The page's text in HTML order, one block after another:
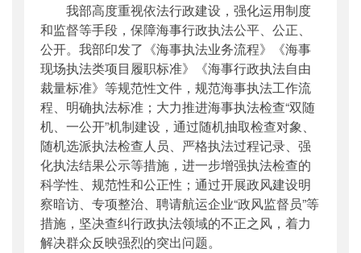
我部高度重视依法行政建设，强化运用制度
和监督等手段，保障海事行政执法公平、公正、
公开。我部印发了《海事执法业务流程》《海事
现场执法类项目履职标准》《海事行政执法自由
裁量标准》等规范性文件，规范海事执法工作流
程、明确执法标准；大力推进海事执法检查“双随
机、一公开”机制建设，通过随机抽取检查对象、
随机选派执法检查人员、严格执法过程记录、强
化执法结果公示等措施，进一步增强执法检查的
科学性、规范性和公正性；通过开展政风建设明
察暗访、专项整治、聘请航运企业“政风监督员”等
措施，坚决查纠行政执法领域的不正之风，着力
解决群众反映强烈的突出问题。